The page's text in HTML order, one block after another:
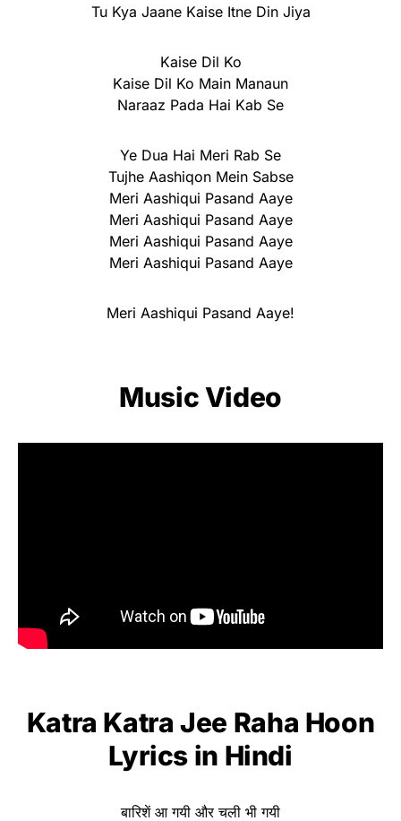
Tu Kya Jaane Kaise Itne Din Jiya
Kaise Dil Ko
Kaise Dil Ko Main Manaun
Naraaz Pada Hai Kab Se
Ye Dua Hai Meri Rab Se
Tujhe Aashiqon Mein Sabse
Meri Aashiqui Pasand Aaye
Meri Aashiqui Pasand Aaye
Meri Aashiqui Pasand Aaye
Meri Aashiqui Pasand Aaye
Meri Aashiqui Pasand Aaye!
Music Video
Katra Katra Jee Raha Hoon
Lyrics in Hindi
बारिशें आ गयी और चली भी गयी